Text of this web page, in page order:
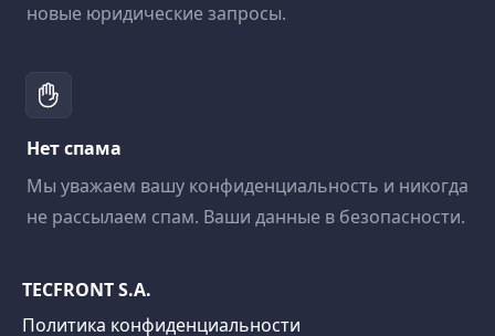
новые юридические запросы.
Нет спама
Мы уважаем вашу конфиденциальность и никогда
не рассылаем спам. Ваши данные в безопасности.
TECFRONT S.A.
Политика конфиденциальности